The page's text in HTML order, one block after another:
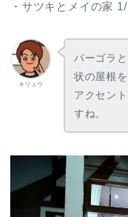
・サツキとメイの家
キリュウ
パーゴラ
状の屋根
アクセン
すね。